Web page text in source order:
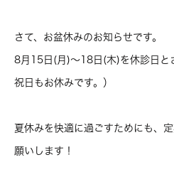
さて、お盆休みのお知らせです。
8月15日(月)〜18日(木)を休診日と
祝日もお休みです。）
夏休みを快適に過ごすためにも、
願いします！